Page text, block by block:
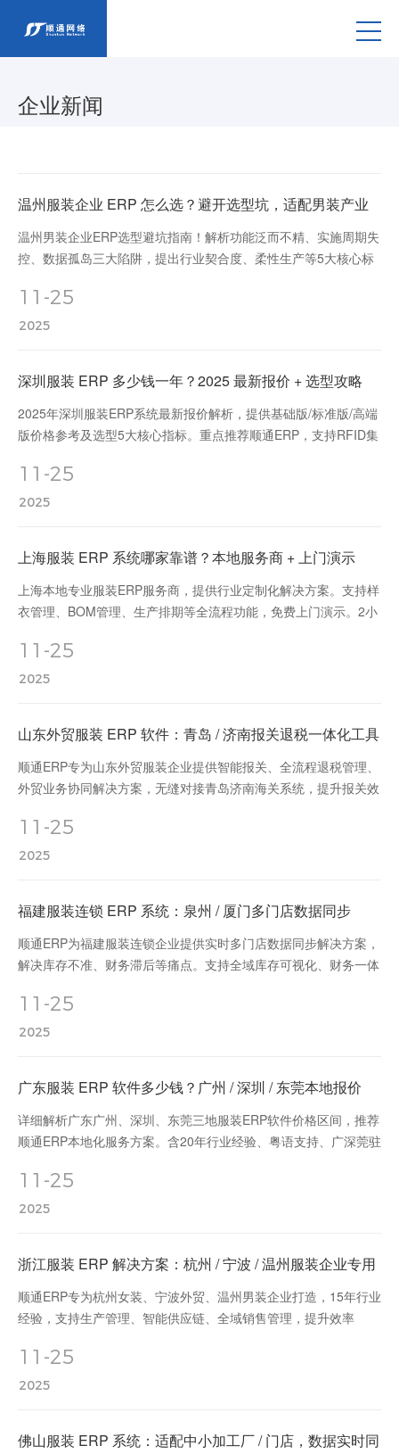
企业新闻
温州服装企业 ERP 怎么选？避开选型坑，适配男装产业
温州男装企业ERP选型避坑指南！解析功能泛而不精、实施周期失
控、数据孤岛三大陷阱，提出行业契合度、柔性生产等5大核心标
生成、样衣管理，本地化服务保障，避免上线闲置。
11-25
2025
深圳服装 ERP 多少钱一年？2025 最新报价 + 选型攻略
2025年深圳服装ERP系统最新报价解析，提供基础版/标准版/高端
版价格参考及选型5大核心指标。重点推荐顺通ERP，支持RFID集
案！
11-25
2025
上海服装 ERP 系统哪家靠谱？本地服务商 + 上门演示
上海本地专业服装ERP服务商，提供行业定制化解决方案。支持样
衣管理、BOM管理、生产排期等全流程功能，免费上门演示。2小
11-25
2025
山东外贸服装 ERP 软件：青岛 / 济南报关退税一体化工具
顺通ERP专为山东外贸服装企业提供智能报关、全流程退税管理、
外贸业务协同解决方案，无缝对接青岛济南海关系统，提升报关效
快速部署，助力企业数字化转型。
11-25
2025
福建服装连锁 ERP 系统：泉州 / 厦门多门店数据同步
顺通ERP为福建服装连锁企业提供实时多门店数据同步解决方案，
解决库存不准、财务滞后等痛点。支持全域库存可视化、财务一体
本地化部署，闽南语界面，7×24小时技术支持。
11-25
2025
广东服装 ERP 软件多少钱？广州 / 深圳 / 东莞本地报价
详细解析广东广州、深圳、东莞三地服装ERP软件价格区间，推荐
顺通ERP本地化服务方案。含20年行业经验、粤语支持、广深莞驻
高效数字化转型。
11-25
2025
浙江服装 ERP 解决方案：杭州 / 宁波 / 温州服装企业专用
顺通ERP专为杭州女装、宁波外贸、温州男装企业打造，15年行业
经验，支持生产管理、智能供应链、全域销售管理，提升效率
接。
11-25
2025
佛山服装 ERP 系统：适配中小加工厂 / 门店，数据实时同